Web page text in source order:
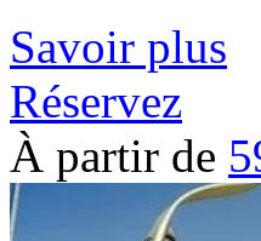
Savoir plus
Réservez
À partir de